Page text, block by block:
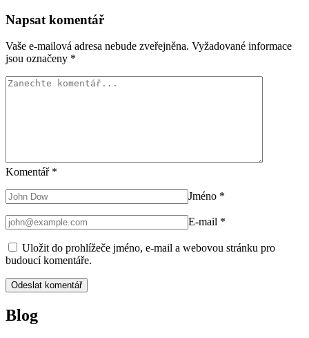
Napsat komentář
Vaše e-mailová adresa nebude zveřejněna. Vyžadované informace
jsou označeny *
Komentář *
Jméno *
E-mail *
Uložit do prohlížeče jméno, e-mail a webovou stránku pro
budoucí komentáře.
Blog